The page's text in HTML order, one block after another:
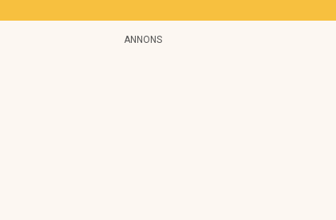
ANNONS